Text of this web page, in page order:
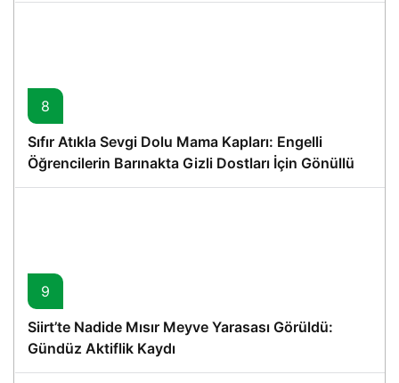
8
Sıfır Atıkla Sevgi Dolu Mama Kapları: Engelli
Öğrencilerin Barınakta Gizli Dostları İçin Gönüllü
Proje
9
Siirt’te Nadide Mısır Meyve Yarasası Görüldü:
Gündüz Aktiflik Kaydı